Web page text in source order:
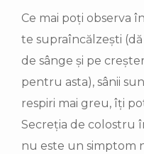
Ce mai poți observa
te supraîncălzești
de sânge și pe
pentru asta), sânii
respiri mai greu, îți
Secreția de colostru
nu este un simptom